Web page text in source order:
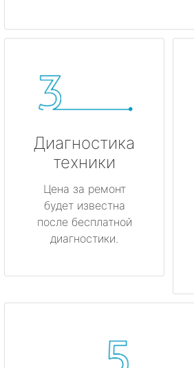
Диагностика
техники
Цена за ремонт
будет известна
после бесплатной
диагностики.